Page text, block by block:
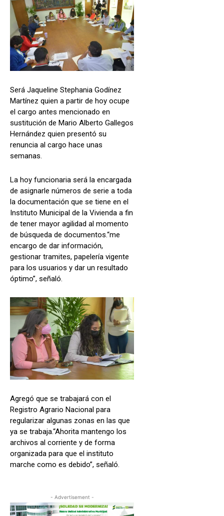
Será Jaqueline Stephania Godínez
Martínez quien a partir de hoy ocupe
el cargo antes mencionado en
sustitución de Mario Alberto Gallegos
Hernández quien presentó su
renuncia al cargo hace unas
semanas.
La hoy funcionaria será la encargada
de asignarle números de serie a toda
la documentación que se tiene en el
Instituto Municipal de la Vivienda a fin
de tener mayor agilidad al momento
de búsqueda de documentos.“me
encargo de dar información,
gestionar tramites, papelería vigente
para los usuarios y dar un resultado
óptimo”, señaló.
Agregó que se trabajará con el
Registro Agrario Nacional para
regularizar algunas zonas en las que
ya se trabaja.“Ahorita mantengo los
archivos al corriente y de forma
organizada para que el instituto
marche como es debido”, señaló.
- Advertisement -